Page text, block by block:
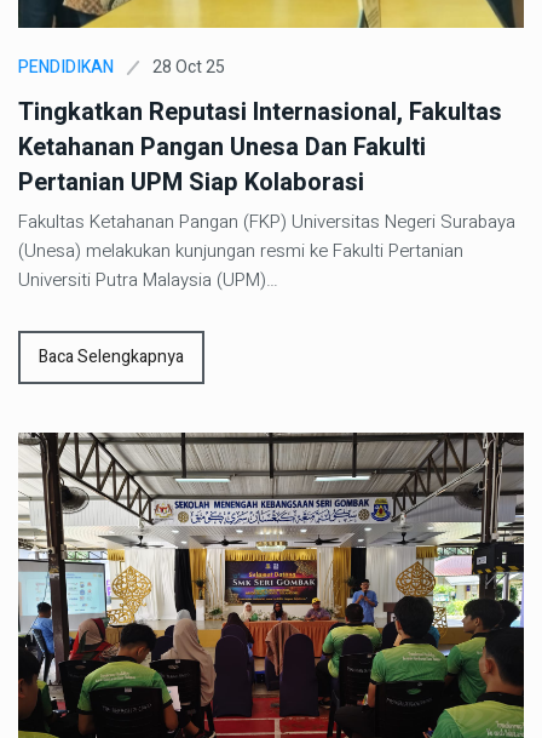
PENDIDIKAN 28 Oct 25
Tingkatkan Reputasi Internasional, Fakultas
Ketahanan Pangan Unesa Dan Fakulti
Pertanian UPM Siap Kolaborasi
Fakultas Ketahanan Pangan (FKP) Universitas Negeri Surabaya
(Unesa) melakukan kunjungan resmi ke Fakulti Pertanian
Universiti Putra Malaysia (UPM)…
Baca Selengkapnya